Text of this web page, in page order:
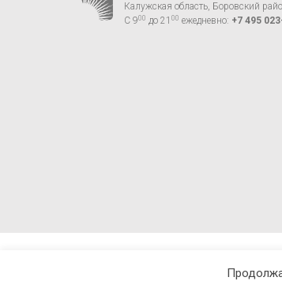
Калужская область, Боровский
С 900 до 21 00 ежедневно: +7 495